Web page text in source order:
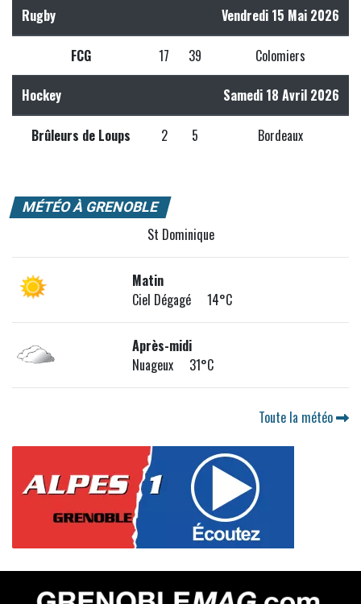
Rugby Vendredi 15 Mai 2026
FCG 17 39 Colomiers
Hockey Samedi 18 Avril 2026
Brûleurs de Loups 2 5 Bordeaux
MÉTÉO À GRENOBLE
St Dominique
Matin
Ciel Dégagé 14°C
Après-midi
Nuageux 31°C
Toute la météo